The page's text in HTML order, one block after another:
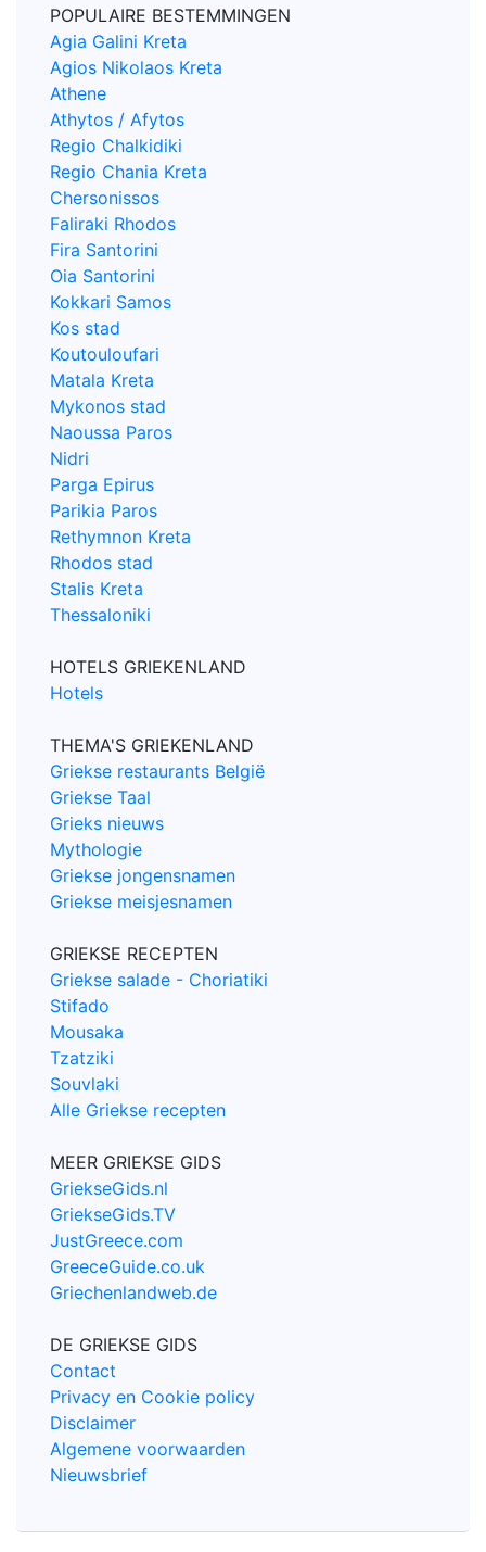
POPULAIRE BESTEMMINGEN
Agia Galini Kreta
Agios Nikolaos Kreta
Athene
Athytos / Afytos
Regio Chalkidiki
Regio Chania Kreta
Chersonissos
Faliraki Rhodos
Fira Santorini
Oia Santorini
Kokkari Samos
Kos stad
Koutouloufari
Matala Kreta
Mykonos stad
Naoussa Paros
Nidri
Parga Epirus
Parikia Paros
Rethymnon Kreta
Rhodos stad
Stalis Kreta
Thessaloniki
HOTELS GRIEKENLAND
Hotels
THEMA'S GRIEKENLAND
Griekse restaurants België
Griekse Taal
Grieks nieuws
Mythologie
Griekse jongensnamen
Griekse meisjesnamen
GRIEKSE RECEPTEN
Griekse salade - Choriatiki
Stifado
Mousaka
Tzatziki
Souvlaki
Alle Griekse recepten
MEER GRIEKSE GIDS
GriekseGids.nl
GriekseGids.TV
JustGreece.com
GreeceGuide.co.uk
Griechenlandweb.de
DE GRIEKSE GIDS
Contact
Privacy en Cookie policy
Disclaimer
Algemene voorwaarden
Nieuwsbrief